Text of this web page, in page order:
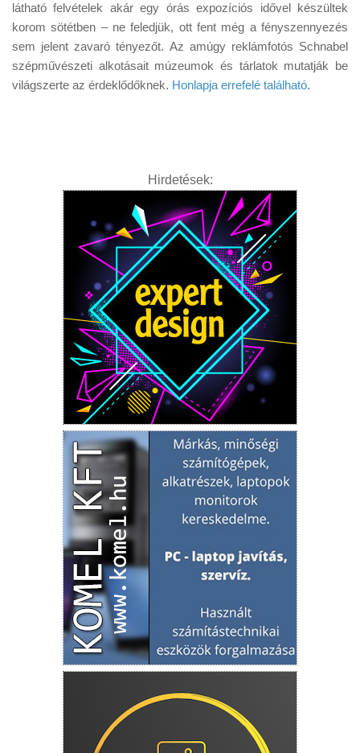
Tudástár
Érdekességek
látható felvételek akár egy órás expozíciós idővel készültek
korom sötétben – ne feledjük, ott fent még a fényszennyezés
sem jelent zavaró tényezőt. Az amúgy reklámfotós Schnabel
szépművészeti alkotásait múzeumok és tárlatok mutatják be
világszerte az érdeklődőknek. Honlapja errefelé található.
Hirdetések: